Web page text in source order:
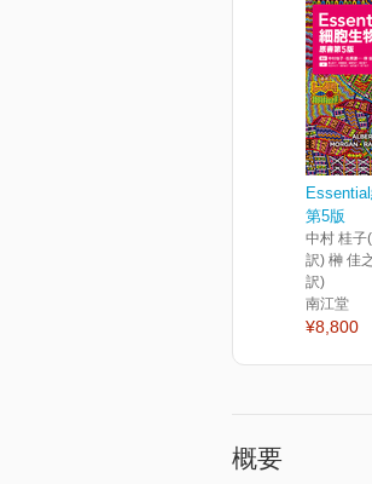
第5版
中村 桂子
訳) 榊 佳
訳)
南江堂
¥8,800
概要